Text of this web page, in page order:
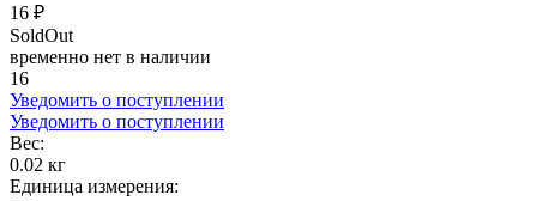
16 ₽
SoldOut
временно нет в наличии
16
Уведомить о поступлении
Уведомить о поступлении
Вес:
0.02 кг
Единица измерения: